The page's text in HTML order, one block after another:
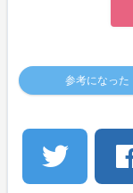
参考になった